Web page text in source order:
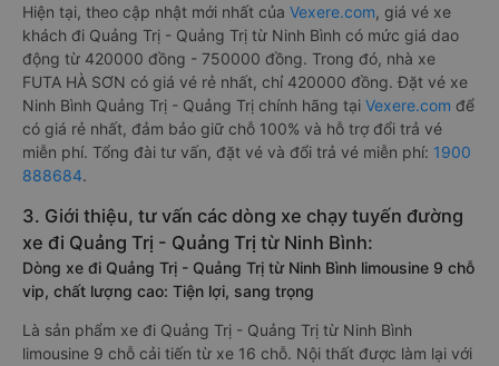
Hiện tại, theo cập nhật mới nhất của Vexere.com, giá vé xe
khách đi Quảng Trị - Quảng Trị từ Ninh Bình có mức giá dao
động từ 420000 đồng - 750000 đồng. Trong đó, nhà xe
FUTA HÀ SƠN có giá vé rẻ nhất, chỉ 420000 đồng. Đặt vé xe
Ninh Bình Quảng Trị - Quảng Trị chính hãng tại Vexere.com để
có giá rẻ nhất, đảm bảo giữ chỗ 100% và hỗ trợ đổi trả vé
miễn phí. Tổng đài tư vấn, đặt vé và đổi trả vé miễn phí: 1900
888684.
3. Giới thiệu, tư vấn các dòng xe chạy tuyến đường
xe đi Quảng Trị - Quảng Trị từ Ninh Bình:
Dòng xe đi Quảng Trị - Quảng Trị từ Ninh Bình limousine 9 chỗ
vip, chất lượng cao: Tiện lợi, sang trọng
Là sản phẩm xe đi Quảng Trị - Quảng Trị từ Ninh Bình
limousine 9 chỗ cải tiến từ xe 16 chỗ. Nội thất được làm lại với